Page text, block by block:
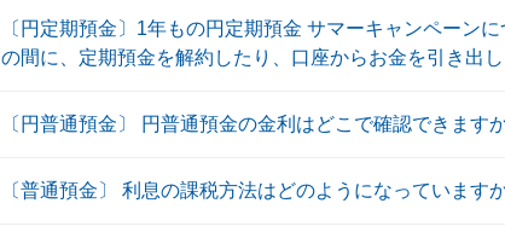
〔円定期預金〕1年もの円定期預金 サマーキャンペーン
の間に、定期預金を解約したり、口座からお金を引き出
〔円普通預金〕 円普通預金の金利はどこで確認できます
〔普通預金〕 利息の課税方法はどのようになっています